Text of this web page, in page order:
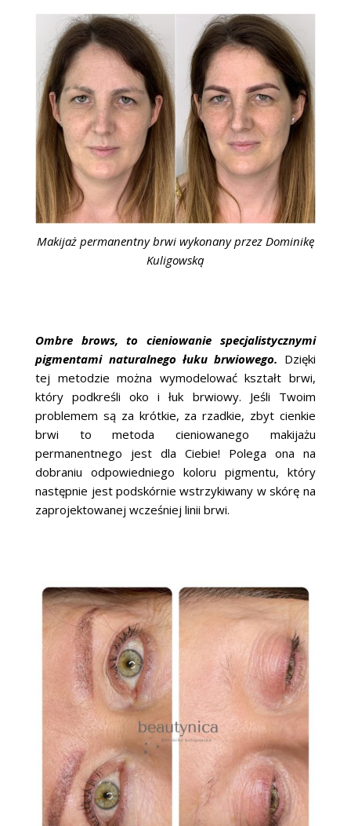
Makijaż permanentny brwi wykonany przez Dominikę
Kuligowską
Ombre brows, to cieniowanie specjalistycznymi
pigmentami naturalnego łuku brwiowego. Dzięki
tej metodzie można wymodelować kształt brwi,
który podkreśli oko i łuk brwiowy. Jeśli Twoim
problemem są za krótkie, za rzadkie, zbyt cienkie
brwi to metoda cieniowanego makijażu
permanentnego jest dla Ciebie! Polega ona na
dobraniu odpowiedniego koloru pigmentu, który
następnie jest podskórnie wstrzykiwany w skórę na
zaprojektowanej wcześniej linii brwi.